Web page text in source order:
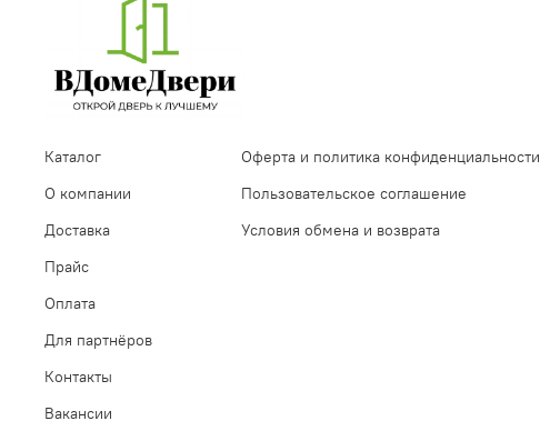
Каталог
О компании
Доставка
Прайс
Оплата
Для партнёров
Контакты
Вакансии
Оферта и политика конфиденциальности
Пользовательское соглашение
Условия обмена и возврата